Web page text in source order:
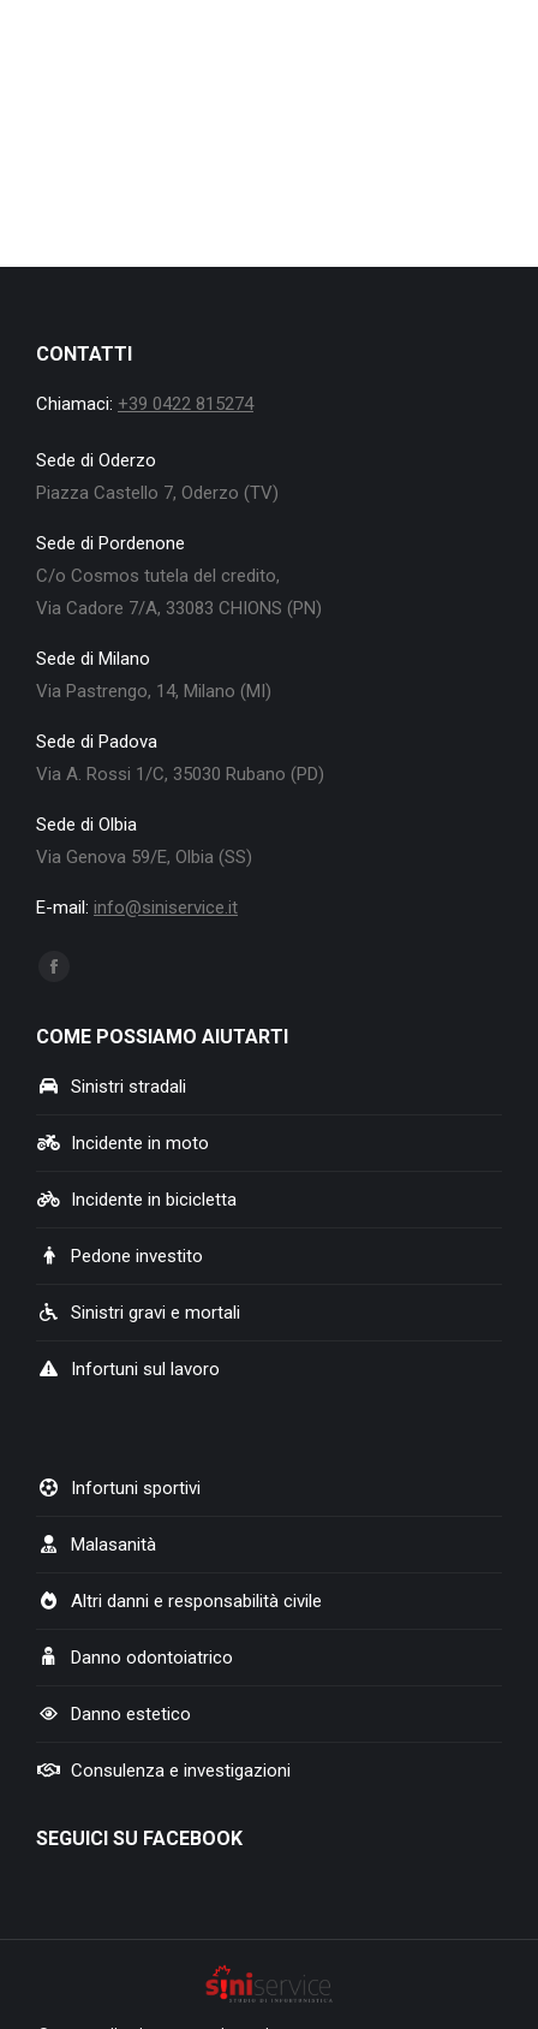
CONTATTI
Chiamaci: +39 0422 815274
Sede di Oderzo
Piazza Castello 7, Oderzo (TV)
Sede di Pordenone
C/o Cosmos tutela del credito,
Via Cadore 7/A, 33083 CHIONS (PN)
Sede di Milano
Via Pastrengo, 14, Milano (MI)
Sede di Padova
Via A. Rossi 1/C, 35030 Rubano (PD)
Sede di Olbia
Via Genova 59/E, Olbia (SS)
E-mail: info@siniservice.it
Ci puoi trovare su:
Facebook
opens
in
window
COME POSSIAMO AIUTARTI
Sinistri stradali
Incidente in moto
Incidente in bicicletta
Pedone investito
Sinistri gravi e mortali
Infortuni sul lavoro
Infortuni sportivi
Malasanità
Altri danni e responsabilità civile
Danno odontoiatrico
Danno estetico
Consulenza e investigazioni
SEGUICI SU FACEBOOK